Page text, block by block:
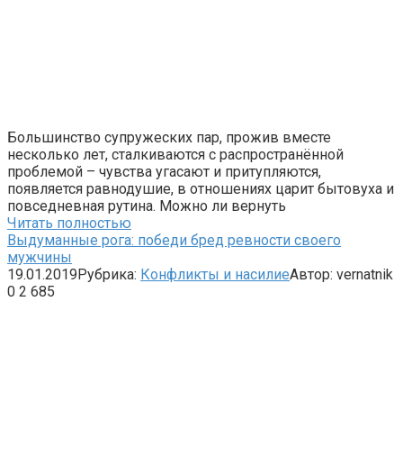
Большинство супружеских пар, прожив вместе
несколько лет, сталкиваются с распространённой
проблемой – чувства угасают и притупляются,
появляется равнодушие, в отношениях царит бытовуха и
повседневная рутина. Можно ли вернуть
Читать полностью
Выдуманные рога: победи бред ревности своего
мужчины
19.01.2019Рубрика: Конфликты и насилиеАвтор: vernatnik
0 2 685